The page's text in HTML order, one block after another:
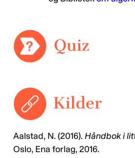
Aalstad, N. (2016).Håndbok i
Oslo, Ena forlag, 2016.